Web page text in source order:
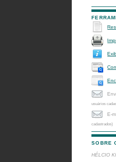
usuários
E-
cadastrados)
SOBRE
HÉLCIO